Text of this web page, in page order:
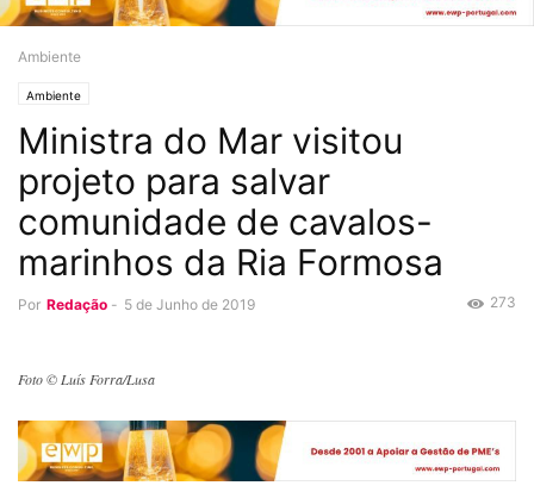
Ambiente
Ambiente
Ministra do Mar visitou
projeto para salvar
comunidade de cavalos-
marinhos da Ria Formosa
Por Redação - 5 de Junho de 2019 273
Foto © Luís Forra/Lusa